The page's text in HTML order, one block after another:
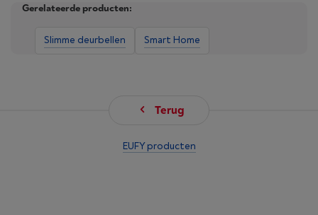
Gerelateerde producten:
Slimme deurbellen Smart Home
Terug
EUFY producten